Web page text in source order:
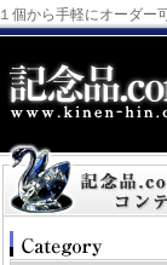
１個から手軽にオーダー